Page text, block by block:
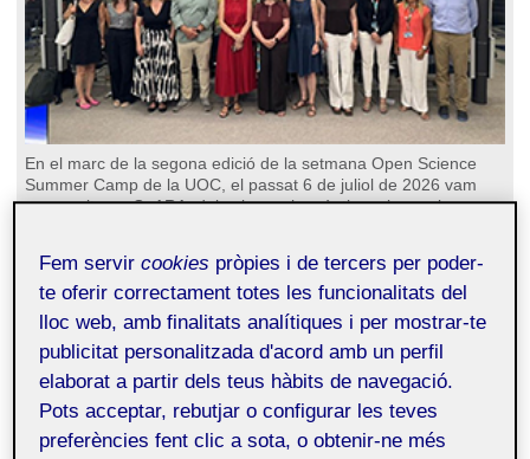
En el marc de la segona edició de la setmana Open Science
Summer Camp de la UOC, el passat 6 de juliol de 2026 vam
coorganitzar «CoARA, dels plans a la pràctica», ja que la
estratègic. La jornada va servir com a fòrum de reflexió, i per
presentar-hi plans d’acció, dades de recerca i experiències.
Seguidament us en fem una crònica.
Continua llegint...
Número 167 (juliol de 2026)
ComInTech: quan la comunicació interna i
la tecnologia dissenyen experiències
Fem servircookies pròpies i de tercers per poder-
te oferir correctament totes les funcionalitats del
lloc web, amb finalitats analítiques i per mostrar-te
publicitat personalitzada d'acord amb un perfil
elaborat a partir dels teus hàbits de navegació.
Pots acceptar, rebutjar o configurar les teves
preferències fent clic a sota, o obtenir-ne més